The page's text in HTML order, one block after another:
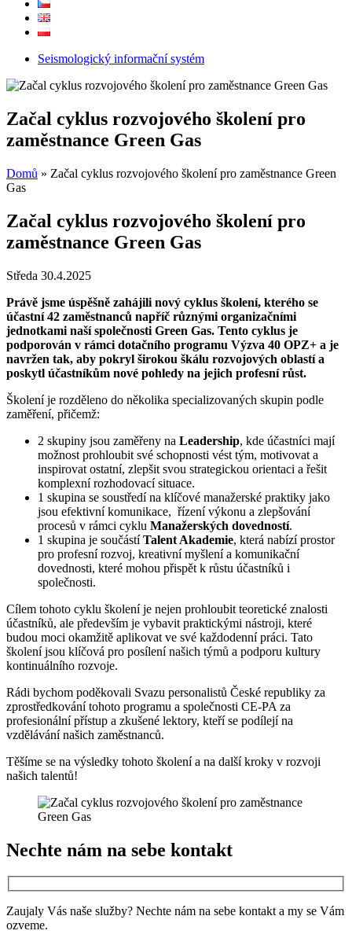
Seismologický informační systém
Začal cyklus rozvojového školení pro
zaměstnance Green Gas
Domů » Začal cyklus rozvojového školení pro zaměstnance Green
Gas
Začal cyklus rozvojového školení pro
zaměstnance Green Gas
Středa 30.4.2025
Právě jsme úspěšně zahájili nový cyklus školení, kterého se
účastní 42 zaměstnanců napříč různými organizačními
jednotkami naší společnosti Green Gas. Tento cyklus je
podporován v rámci dotačního programu Výzva 40 OPZ+ a je
navržen tak, aby pokryl širokou škálu rozvojových oblastí a
poskytl účastníkům nové pohledy na jejich profesní růst.
Školení je rozděleno do několika specializovaných skupin podle
zaměření, přičemž:
2 skupiny jsou zaměřeny na Leadership, kde účastníci mají
možnost prohloubit své schopnosti vést tým, motivovat a
inspirovat ostatní, zlepšit svou strategickou orientaci a řešit
komplexní rozhodovací situace.
1 skupina se soustředí na klíčové manažerské praktiky jako
jsou efektivní komunikace, řízení výkonu a zlepšování
procesů v rámci cyklu Manažerských dovedností.
1 skupina je součástíTalent Akademie, která nabízí prostor
pro profesní rozvoj, kreativní myšlení a komunikační
dovednosti, které mohou přispět k růstu účastníků i
společnosti.
Cílem tohoto cyklu školení je nejen prohloubit teoretické znalosti
účastníků, ale především je vybavit praktickými nástroji, které
budou moci okamžitě aplikovat ve své každodenní práci. Tato
školení jsou klíčová pro posílení našich týmů a podporu kultury
kontinuálního rozvoje.
Rádi bychom poděkovali Svazu personalistů České republiky za
zprostředkování tohoto programu a společnosti CE-PA za
profesionální přístup a zkušené lektory, kteří se podílejí na
vzdělávání našich zaměstnanců.
Těšíme se na výsledky tohoto školení a na další kroky v rozvoji
našich talentů!
Nechte nám na sebe kontakt
Zaujaly Vás naše služby? Nechte nám na sebe kontakt a my se Vám
ozveme.